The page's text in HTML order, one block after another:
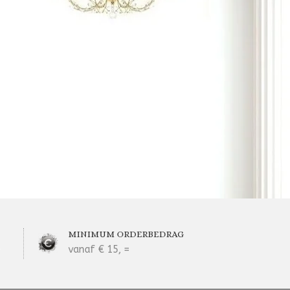
MINIMUM ORDERBEDRAG
vanaf € 15, =